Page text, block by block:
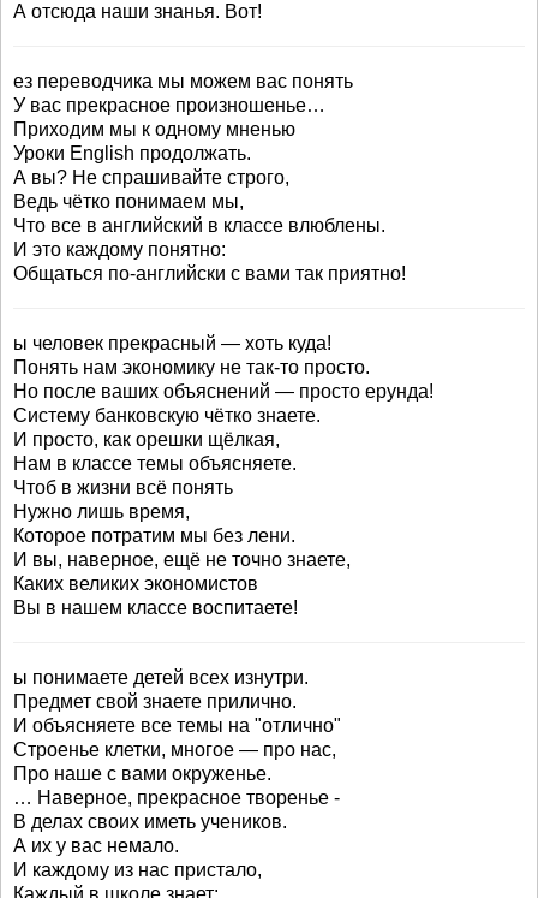
А отсюда наши знанья. Вот!
ез переводчика мы можем вас понять
У вас прекрасное произношенье…
Приходим мы к одному мненью
Уроки English продолжать.
А вы? Не спрашивайте строго,
Ведь чётко понимаем мы,
Что все в английский в классе влюблены.
И это каждому понятно:
Общаться по-английски с вами так приятно!
ы человек прекрасный — хоть куда!
Понять нам экономику не так-то просто.
Но после ваших объяснений — просто ерунда!
Систему банковскую чётко знаете.
И просто, как орешки щёлкая,
Нам в классе темы объясняете.
Чтоб в жизни всё понять
Нужно лишь время,
Которое потратим мы без лени.
И вы, наверное, ещё не точно знаете,
Каких великих экономистов
Вы в нашем классе воспитаете!
ы понимаете детей всех изнутри.
Предмет свой знаете прилично.
И объясняете все темы на "отлично"
Строенье клетки, многое — про нас,
Про наше с вами окруженье.
… Наверное, прекрасное творенье -
В делах своих иметь учеников.
А их у вас немало.
И каждому из нас пристало,
Каждый в школе знает: